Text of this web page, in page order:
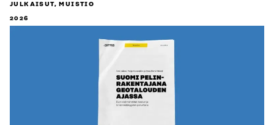
JULKAISUT, MUISTIO
2026